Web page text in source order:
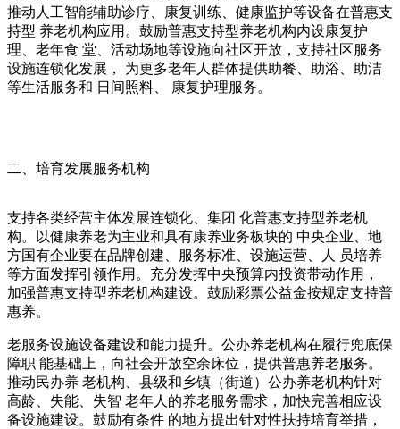
推动人工智能辅助诊疗、康复训练、健康监护等设备在普惠支
持型 养老机构应用。鼓励普惠支持型养老机构内设康复护
理、老年食 堂、活动场地等设施向社区开放，支持社区服务
设施连锁化发展， 为更多老年人群体提供助餐、助浴、助洁
等生活服务和 日间照料、 康复护理服务。
二、培育发展服务机构
支持各类经营主体发展连锁化、集团 化普惠支持型养老机
构。以健康养老为主业和具有康养业务板块的 中央企业、地
方国有企业要在品牌创建、服务标准、设施运营、人 员培养
等方面发挥引领作用。充分发挥中央预算内投资带动作用，
加强普惠支持型养老机构建设。鼓励彩票公益金按规定支持普
惠养。
老服务设施设备建设和能力提升。公办养老机构在履行兜底保
障职 能基础上，向社会开放空余床位，提供普惠养老服务。
推动民办养 老机构、县级和乡镇（街道）公办养老机构针对
高龄、失能、失智 老年人的养老服务需求，加快完善相应设
备设施建设。鼓励有条件 的地方提出针对性扶持培育举措，